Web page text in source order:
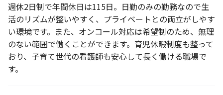
週休2日制で年間休日は115日。日勤のみの勤務なので生
活のリズムが整いやすく、プライベートとの両立がしやす
い環境です。また、オンコール対応は希望制のため、無理
のない範囲で働くことができます。育児休暇制度も整って
おり、子育て世代の看護師も安心して長く働ける職場で
す。